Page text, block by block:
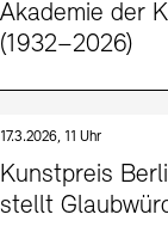
Akademie der
(1932–2026)
17.3.2026, 11 Uhr
Kunstpreis
stellt